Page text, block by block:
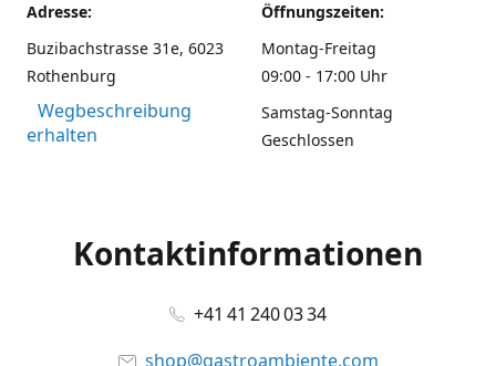
Adresse:
Buzibachstrasse 31e, 6023
Rothenburg
Wegbeschreibung
erhalten
Öffnungszeiten:
Montag-Freitag
09:00 - 17:00 Uhr
Samstag-Sonntag
Geschlossen
Kontaktinformationen
+41 41 240 03 34
shop@gastroambiente.com